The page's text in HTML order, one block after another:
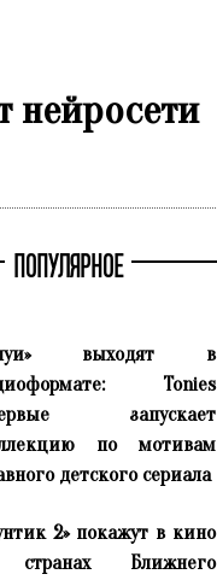
нейросети
ПОПУЛЯРНОЕ
выходят в
Tonies
запускает
по мотивам
детского сериала
2» покажут в кино
Ближнего